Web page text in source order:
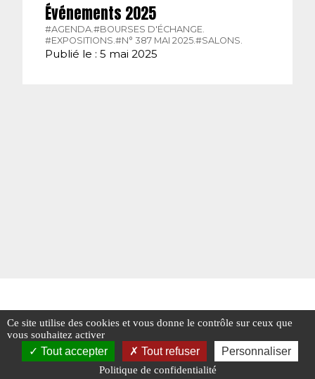
Événements 2025
#AGENDA. #BOURSES D'ÉCHANGE.
#EXPOSITIONS. #N° 387 MAI 2025. #SALONS.
Publié le : 5 mai 2025
Ce site utilise des cookies et vous donne le contrôle sur ceux que
vous souhaitez activer
Tout accepter Tout refuser Personnaliser
Politique de confidentialité